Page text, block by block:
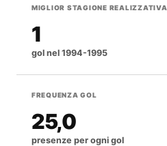
MIGLIOR STAGIONE REALIZZATIVA
1
gol nel 1994-1995
FREQUENZA GOL
25,0
presenze per ogni gol